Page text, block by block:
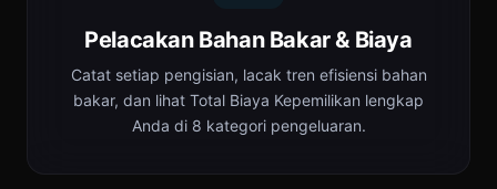
Pelacakan Bahan Bakar & Biaya
Catat setiap pengisian, lacak tren efisiensi bahan
bakar, dan lihat Total Biaya Kepemilikan lengkap
Anda di 8 kategori pengeluaran.